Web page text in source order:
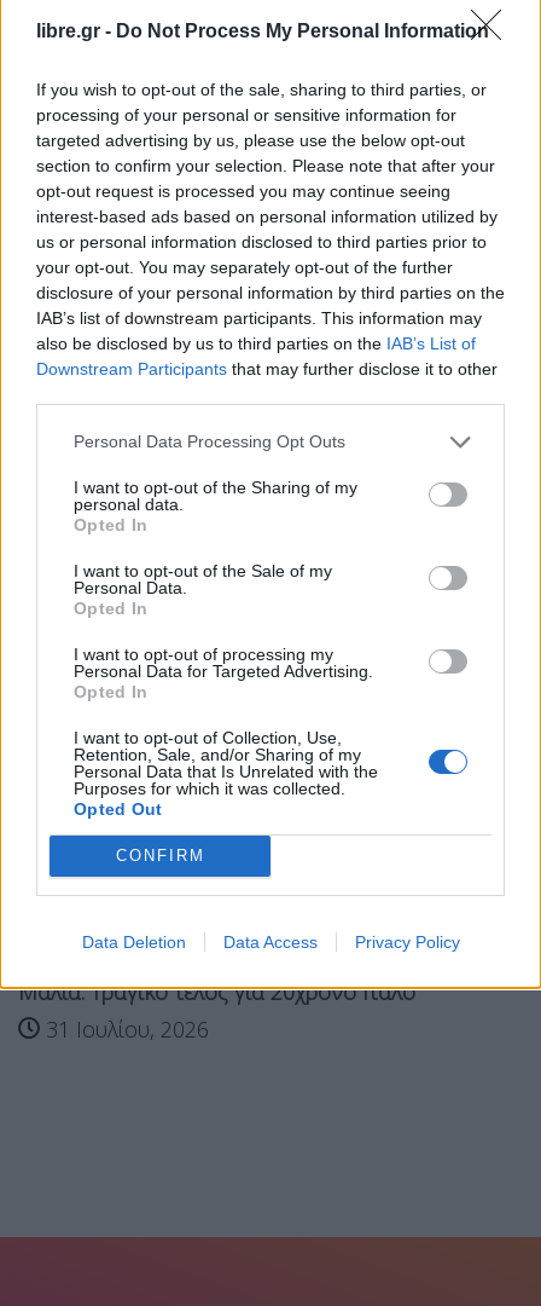
libre.gr - Do Not Process My Personal Information
If you wish to opt-out of the sale, sharing to third parties, or
processing of your personal or sensitive information for
targeted advertising by us, please use the below opt-out
section to confirm your selection. Please note that after your
opt-out request is processed you may continue seeing
interest-based ads based on personal information utilized by
us or personal information disclosed to third parties prior to
your opt-out. You may separately opt-out of the further
disclosure of your personal information by third parties on the
IAB’s list of downstream participants. This information may
also be disclosed by us to third parties on the IAB’s List of
Downstream Participants that may further disclose it to other
Personal Data Processing Opt Outs
I want to opt-out of the Sharing of my
personal data.
Opted In
I want to opt-out of the Sale of my
Personal Data.
Opted In
I want to opt-out of processing my
Personal Data for Targeted Advertising.
Opted In
I want to opt-out of Collection, Use,
Retention, Sale, and/or Sharing of my
Personal Data that Is Unrelated with the
Purposes for which it was collected.
Opted Out
CONFIRM
Data Deletion Data Access Privacy Policy
της κουζίνας του δωματίου.
μπροστά στα μάτια της γυναίκας του.
Μεταφέρθηκε στο νοσοκομείοόπου οι γιατροί
απλά διαπίστωσαν το θάνατο του.
Την προανάκριση για την υπόθεση διερευνά το Α.Τ
Μινώα Πεδιάδος, ενώ απαντήσεις αναμένονται
από την ιατροδικαστική έρευνα που θα γίνει.
Facebook Share on X Bluesky
Tags: γλέντι νεκρός
Σχετικά Άρθρα
Μάλια: Τραγικό τέλος για 20χρονο Ιταλό
31 Ιουλίου, 2026